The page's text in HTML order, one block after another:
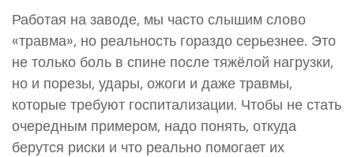
Работая на заводе, мы часто слышим слово
«травма», но реальность гораздо серьезнее. Это
не только боль в спине после тяжёлой нагрузки,
но и порезы, удары, ожоги и даже травмы,
которые требуют госпитализации. Чтобы не стать
очередным примером, надо понять, откуда
берутся риски и что реально помогает их